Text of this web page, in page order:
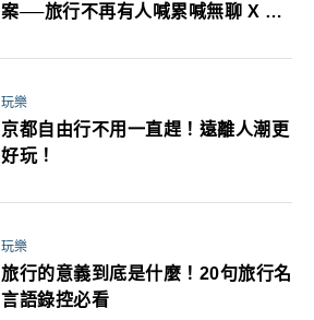
案──旅行不再有人喊累喊無聊 X 爸
玩樂
京都自由行不用一直趕！遠離人潮更
好玩！
玩樂
旅行的意義到底是什麼！20句旅行名
言語錄控必看